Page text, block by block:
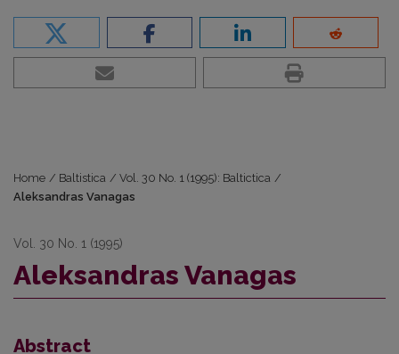
Home / Baltistica / Vol. 30 No. 1 (1995): Baltictica /
Aleksandras Vanagas
Vol. 30 No. 1 (1995)
Aleksandras Vanagas
Abstract